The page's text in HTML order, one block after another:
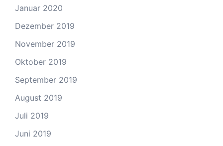
Januar 2020
Dezember 2019
November 2019
Oktober 2019
September 2019
August 2019
Juli 2019
Juni 2019